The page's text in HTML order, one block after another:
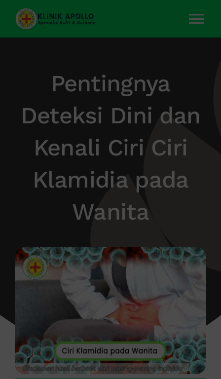
Skip
content
Layanan Kami
Tentang Kami
Kontak Kami
Pentingnya
Deteksi Dini dan
Kenali Ciri Ciri
Klamidia pada
Wanita